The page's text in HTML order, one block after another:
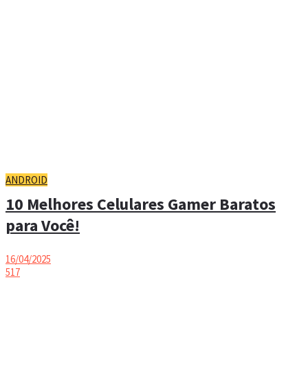
ANDROID
10 Melhores Celulares Gamer Baratos
para Você!
16/04/2025
517